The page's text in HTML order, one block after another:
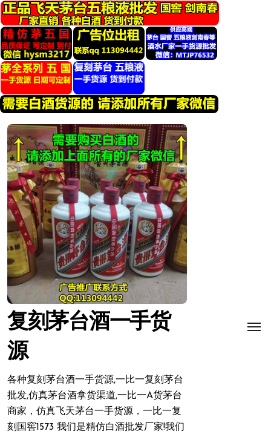
转
到
内
容
复刻茅台酒一手货
源
各种复刻茅台酒一手货源,一比一复刻茅台
批发,仿真茅台酒拿货渠道,一比一A货茅台
商家，仿真飞天茅台一手货源，一比一复
刻国窖1573 我们是精仿白酒批发厂家!我们